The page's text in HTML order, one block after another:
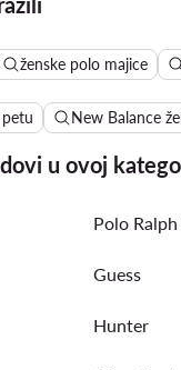
ženske polo majice
New Balance
u ovoj
Polo
Guess
Hunter